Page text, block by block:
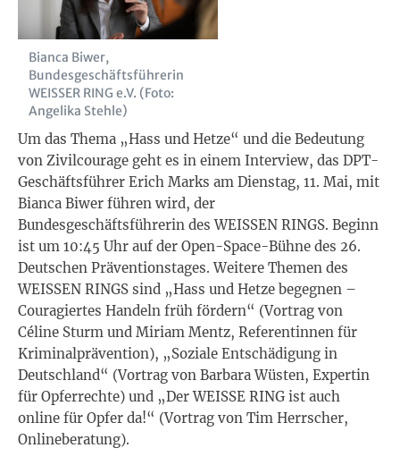
Bianca Biwer,
Bundesgeschäftsführerin
WEISSER RING e.V. (Foto:
Angelika Stehle)
Um das Thema „Hass und Hetze“ und die Bedeutung
von Zivilcourage geht es in einem Interview, das DPT-
Geschäftsführer Erich Marks am Dienstag, 11. Mai, mit
Bianca Biwer führen wird, der
Bundesgeschäftsführerin des WEISSEN RINGS. Beginn
ist um 10:45 Uhr auf der Open-Space-Bühne des 26.
Deutschen Präventionstages. Weitere Themen des
WEISSEN RINGS sind „Hass und Hetze begegnen –
Couragiertes Handeln früh fördern“ (Vortrag von
Céline Sturm und Miriam Mentz, Referentinnen für
Kriminalprävention), „Soziale Entschädigung in
Deutschland“ (Vortrag von Barbara Wüsten, Expertin
für Opferrechte) und „Der WEISSE RING ist auch
online für Opfer da!“ (Vortrag von Tim Herrscher,
Onlineberatung).